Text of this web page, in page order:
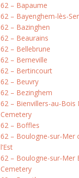
62 – Bapaume
62 – Bayenghem-lès-
62 – Bazinghen
62 – Beaurains
62 – Bellebrune
62 – Berneville
62 – Bertincourt
62 – Beuvry
62 – Bezinghem
62 – Bienvillers-au-Bois
Cemetery
62 – Boffles
62 – Boulogne-sur-Mer
l’Est
62 – Boulogne-sur-Mer
Cemetery